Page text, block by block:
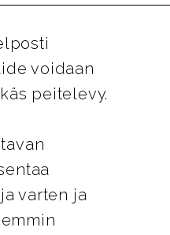
voidaan
peitelevy.
varten ja